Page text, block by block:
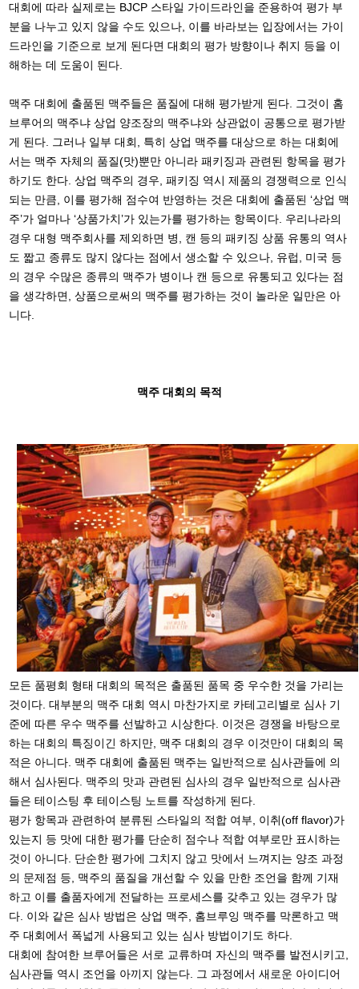
대회에 따라 실제로는 BJCP 스타일 가이드라인을 준용하여 평가 부
분을 나누고 있지 않을 수도 있으나, 이를 바라보는 입장에서는 가이
드라인을 기준으로 보게 된다면 대회의 평가 방향이나 취지 등을 이
해하는 데 도움이 된다.
맥주 대회에 출품된 맥주들은 품질에 대해 평가받게 된다. 그것이 홈
브루어의 맥주냐 상업 양조장의 맥주냐와 상관없이 공통으로 평가받
게 된다. 그러나 일부 대회, 특히 상업 맥주를 대상으로 하는 대회에
서는 맥주 자체의 품질(맛)뿐만 아니라 패키징과 관련된 항목을 평가
하기도 한다. 상업 맥주의 경우, 패키징 역시 제품의 경쟁력으로 인식
되는 만큼, 이를 평가해 점수여 반영하는 것은 대회에 출품된 ‘상업 맥
주’가 얼마나 ‘상품가치’가 있는가를 평가하는 항목이다. 우리나라의
경우 대형 맥주회사를 제외하면 병, 캔 등의 패키징 상품 유통의 역사
도 짧고 종류도 많지 않다는 점에서 생소할 수 있으나, 유럽, 미국 등
의 경우 수많은 종류의 맥주가 병이나 캔 등으로 유통되고 있다는 점
을 생각하면, 상품으로써의 맥주를 평가하는 것이 놀라운 일만은 아
니다.
맥주 대회의 목적
모든 품평회 형태 대회의 목적은 출품된 품목 중 우수한 것을 가리는
것이다. 대부분의 맥주 대회 역시 마찬가지로 카테고리별로 심사 기
준에 따른 우수 맥주를 선발하고 시상한다. 이것은 경쟁을 바탕으로
하는 대회의 특징이긴 하지만, 맥주 대회의 경우 이것만이 대회의 목
적은 아니다. 맥주 대회에 출품된 맥주는 일반적으로 심사관들에 의
해서 심사된다. 맥주의 맛과 관련된 심사의 경우 일반적으로 심사관
들은 테이스팅 후 테이스팅 노트를 작성하게 된다.
평가 항목과 관련하여 분류된 스타일의 적합 여부, 이취(off flavor)가
있는지 등 맛에 대한 평가를 단순히 점수나 적합 여부로만 표시하는
것이 아니다. 단순한 평가에 그치지 않고 맛에서 느껴지는 양조 과정
의 문제점 등, 맥주의 품질을 개선할 수 있을 만한 조언을 함께 기재
하고 이를 출품자에게 전달하는 프로세스를 갖추고 있는 경우가 많
다. 이와 같은 심사 방법은 상업 맥주, 홈브루잉 맥주를 막론하고 맥
주 대회에서 폭넓게 사용되고 있는 심사 방법이기도 하다.
대회에 참여한 브루어들은 서로 교류하며 자신의 맥주를 발전시키고,
심사관들 역시 조언을 아끼지 않는다. 그 과정에서 새로운 아이디어